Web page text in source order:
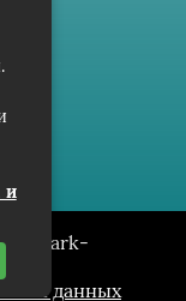
cpark-
данных
и